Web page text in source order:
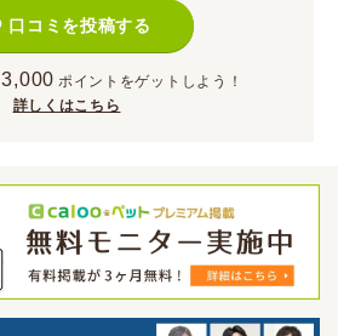
口コミを投稿する
3,000 ポイント をゲットしよう！
詳しくはこちら